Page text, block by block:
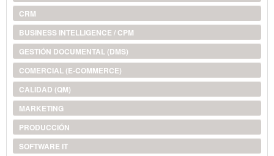
CRM
BUSINESS INTELLIGENCE / CPM
GESTIÓN DOCUMENTAL (DMS)
COMERCIAL (E-COMMERCE)
CALIDAD (QM)
MARKETING
PRODUCCIÓN
SOFTWARE IT